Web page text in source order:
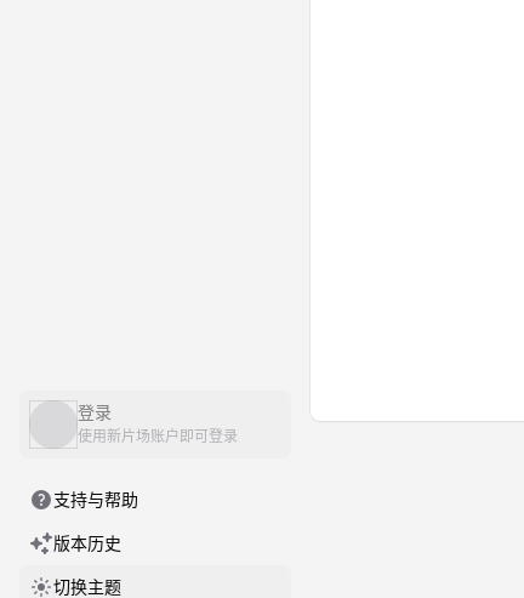
登录
使用新片场账户即可登录
支持与帮助
版本历史
切换主题